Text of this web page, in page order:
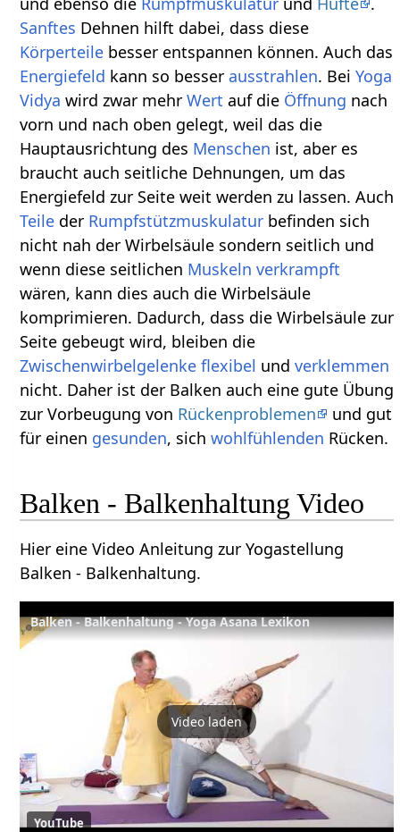
Sanftes Dehnen hilft dabei, dass diese
Körperteile besser entspannen können. Auch das
Energiefeld kann so besser ausstrahlen. BeiYoga
Vidya wird zwar mehrWert auf die Öffnung nach
vorn und nach oben gelegt, weil das die
Hauptausrichtung des Menschen ist, aber es
braucht auch seitliche Dehnungen, um das
Energiefeld zur Seite weit werden zu lassen. Auch
Teile der Rumpfstützmuskulatur befinden sich
nicht nah der Wirbelsäule sondern seitlich und
wenn diese seitlichen Muskeln verkrampft
wären, kann dies auch die Wirbelsäule
komprimieren. Dadurch, dass die Wirbelsäule zur
Seite gebeugt wird, bleiben die
Zwischenwirbelgelenke flexibel undverklemmen
nicht. Daher ist der Balken auch eine gute Übung
zur Vorbeugung von Rückenproblemen
und gut
für einen gesunden, sichwohlfühlenden Rücken.
Balken - Balkenhaltung Video
Hier eine Video Anleitung zur Yogastellung
Balken - Balkenhaltung.
Balken - Balkenhaltung - Yoga Asana Lexikon
Video laden
YouTube